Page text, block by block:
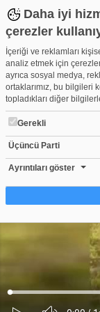
Daha iyi
çerezler
İçeriği ve reklamları
analiz etmek için
ayrıca sosyal medya,
ortaklarımız, bu bilgileri
topladıkları diğer
Gerekli
Üçüncü Parti
Ayrıntıları göster
Çerezler, web-
amacıyla kullandığı
işletilmesi için kesinlikle
Diğer çerez türleri için
kullanmaktadır. Bazı
tarafından yerleştirilir.
Ses
Yüklendi:
Yükleniyor:
Konya'da şiddetli